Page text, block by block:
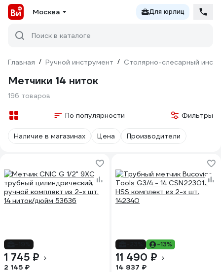
Москва Для юрлиц
Поиск в каталоге
Главная / Ручной инструмент / Столярно-слесарный
Метчики 14 ниток
196 товаров
По популярности Фильтры
Наличие в магазинах Цена Производители
1 745 ₽
2 145 ₽
-13%
11 490 ₽
14 837 ₽